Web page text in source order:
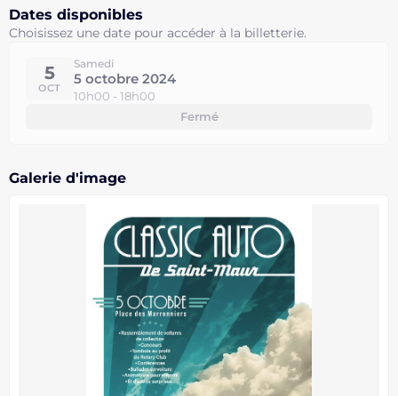
Dates disponibles
Choisissez une date pour accéder à la billetterie.
5
OCT
Samedi
5 octobre 2024
10h00 - 18h00
Fermé
Galerie d'image